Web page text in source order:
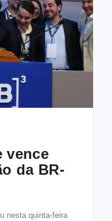
vence
da BR-
nesta quinta-feira